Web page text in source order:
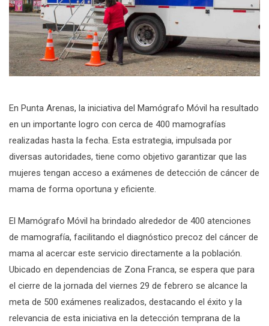
En Punta Arenas, la iniciativa del Mamógrafo Móvil ha resultado
en un importante logro con cerca de 400 mamografías
realizadas hasta la fecha. Esta estrategia, impulsada por
diversas autoridades, tiene como objetivo garantizar que las
mujeres tengan acceso a exámenes de detección de cáncer de
mama de forma oportuna y eficiente.
El Mamógrafo Móvil ha brindado alrededor de 400 atenciones
de mamografía, facilitando el diagnóstico precoz del cáncer de
mama al acercar este servicio directamente a la población.
Ubicado en dependencias de Zona Franca, se espera que para
el cierre de la jornada del viernes 29 de febrero se alcance la
meta de 500 exámenes realizados, destacando el éxito y la
relevancia de esta iniciativa en la detección temprana de la